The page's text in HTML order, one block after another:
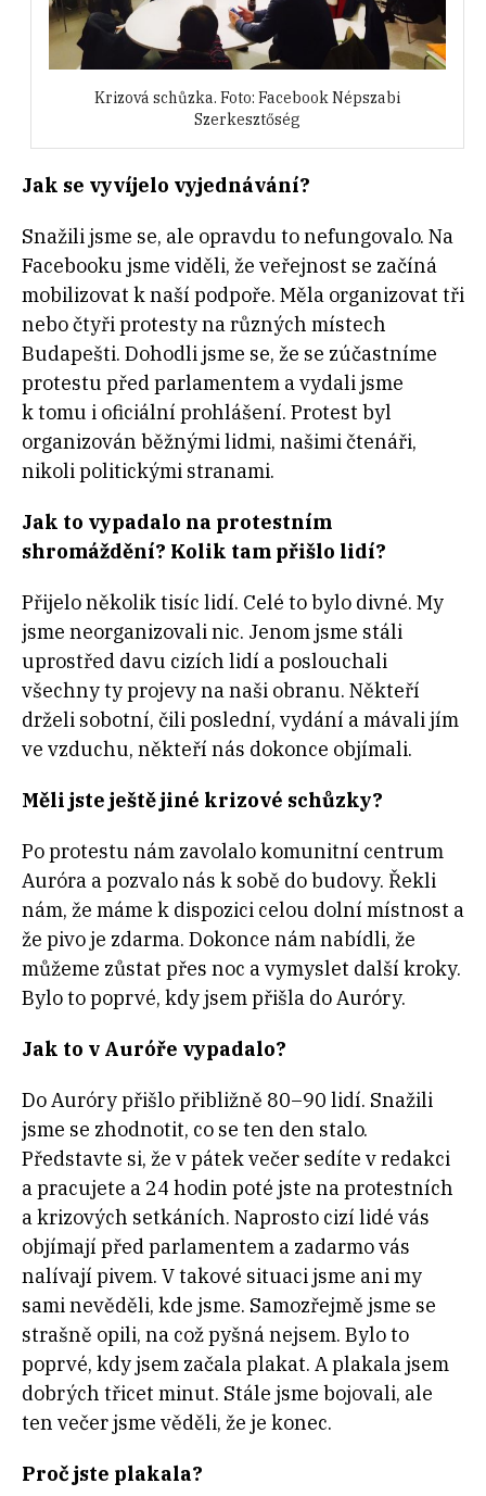
Krizová schůzka. Foto: Facebook Népszabi
Szerkesztőség
Jak se vyvíjelo vyjednávání?
Snažili jsme se, ale opravdu to nefungovalo. Na
Facebooku jsme viděli, že veřejnost se začíná
mobilizovat k naší podpoře. Měla organizovat tři
nebo čtyři protesty na různých místech
Budapešti. Dohodli jsme se, že se zúčastníme
protestu před parlamentem a vydali jsme
k tomu i oficiální prohlášení. Protest byl
organizován běžnými lidmi, našimi čtenáři,
nikoli politickými stranami.
Jak to vypadalo na protestním
shromáždění? Kolik tam přišlo lidí?
Přijelo několik tisíc lidí. Celé to bylo divné. My
jsme neorganizovali nic. Jenom jsme stáli
uprostřed davu cizích lidí a poslouchali
všechny ty projevy na naši obranu. Někteří
drželi sobotní, čili poslední, vydání a mávali jím
ve vzduchu, někteří nás dokonce objímali.
Měli jste ještě jiné krizové schůzky?
Po protestu nám zavolalo komunitní centrum
Auróra a pozvalo nás k sobě do budovy. Řekli
nám, že máme k dispozici celou dolní místnost a
že pivo je zdarma. Dokonce nám nabídli, že
můžeme zůstat přes noc a vymyslet další kroky.
Bylo to poprvé, kdy jsem přišla do Auróry.
Jak to v Auróře vypadalo?
Do Auróry přišlo přibližně 80–90 lidí. Snažili
jsme se zhodnotit, co se ten den stalo.
Představte si, že v pátek večer sedíte v redakci
a pracujete a 24 hodin poté jste na protestních
a krizových setkáních. Naprosto cizí lidé vás
objímají před parlamentem a zadarmo vás
nalívají pivem. V takové situaci jsme ani my
sami nevěděli, kde jsme. Samozřejmě jsme se
strašně opili, na což pyšná nejsem. Bylo to
poprvé, kdy jsem začala plakat. A plakala jsem
dobrých třicet minut. Stále jsme bojovali, ale
ten večer jsme věděli, že je konec.
Proč jste plakala?